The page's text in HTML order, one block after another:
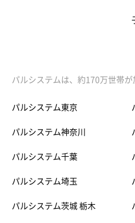
パルシステムは、約170万世帯
パルシステム東京
パルシステム神奈川
パルシステム千葉
パルシステム埼玉
パルシステム茨城 栃木